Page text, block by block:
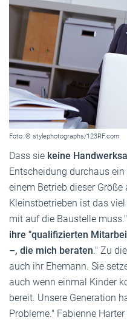
Foto: © stylephotographs/123RF.com
Dass sie keine
Entscheidung durchaus
einem Betrieb dieser Größe
Kleinstbetrieben ist das
mit auf die Baustelle muss."
ihre "qualifizierten
–, die mich beraten." Zu
auch ihr Ehemann. Sie
auch wenn einmal Kinder
bereit. Unsere Generation
Probleme." Fabienne